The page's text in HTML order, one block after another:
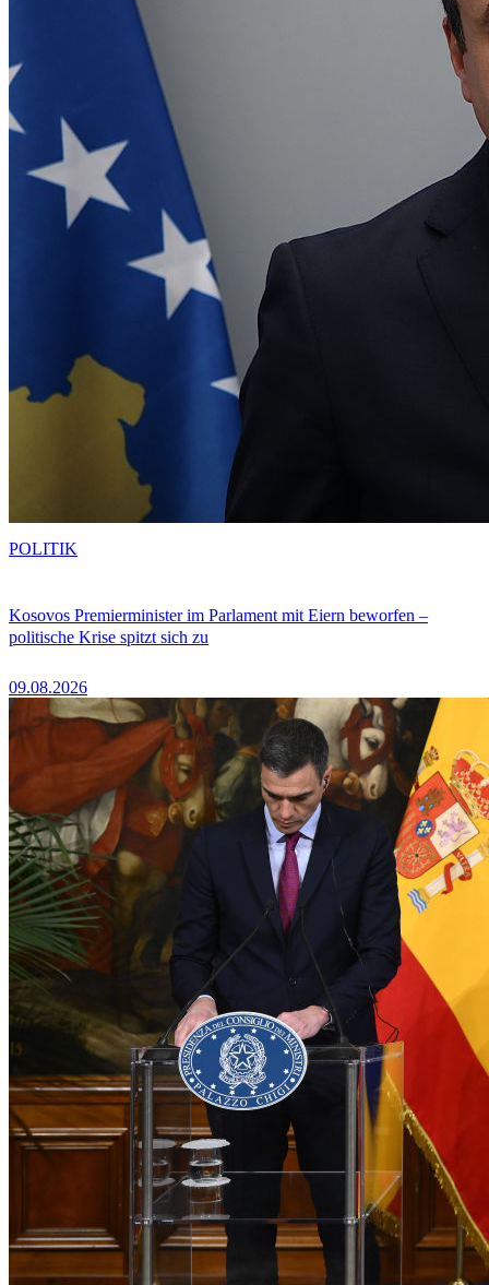
Kosovos Premierminister im Parlament mit Eiern beworfen –
politische Krise spitzt sich zu
09.08.2026
POLITIK